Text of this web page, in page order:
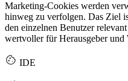
Marketing-Cookies werden
hinweg zu verfolgen. Das Ziel
den einzelnen Benutzer
wertvoller für Herausgeber und
IDE